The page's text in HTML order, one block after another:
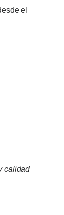
el
calidad